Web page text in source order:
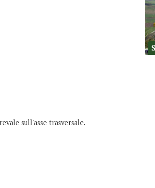
sull'asse trasversale.